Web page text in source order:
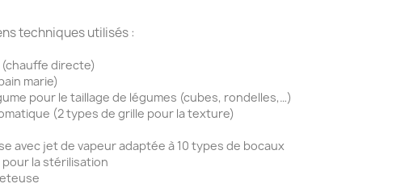
techniques utilisés :
directe)
marie)
pour le taillage de légumes (cubes, rondelles,…)
(2 types de grille pour la texture)
avec jet de vapeur adaptée à 10 types de bocaux
la stérilisation